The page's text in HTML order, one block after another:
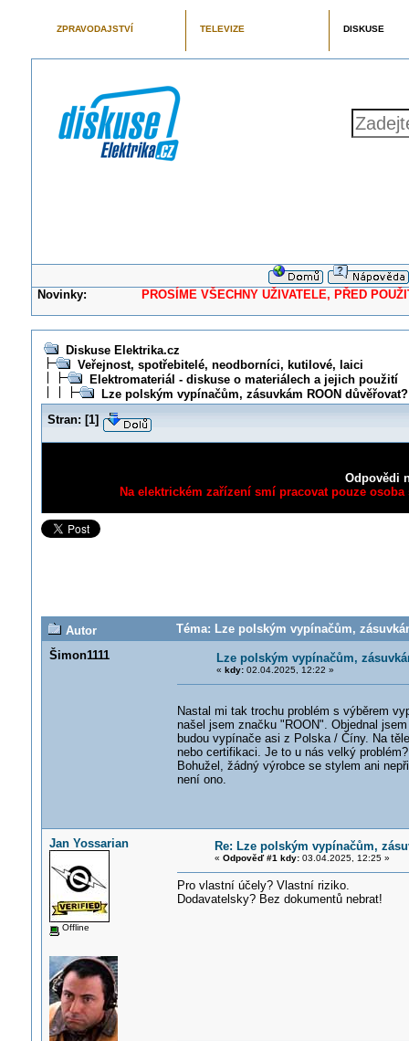
ZPRAVODAJSTVÍ TELEVIZE DISKUSE
Novinky: PROSÍME VŠECHNY UŽIVATELE, PŘED
Diskuse Elektrika.cz
Veřejnost, spotřebitelé, neodborníci, kutilové, laici
Elektromateriál - diskuse o materiálech a jejich použití
Lze polským vypínačům, zásuvkám ROON důvěřovat?
Stran: [1]
Odpovědi
Na elektrickém zařízení smí pracovat pouze
Autor
Téma: Lze polským vypínačům,
Šimon1111
Lze polským vypínačům,
« kdy:02.04.2025, 12:22 »
Nastal mi tak trochu problém s výběrem
našel jsem značku "ROON". Objednal
budou vypínače asi z Polska / Číny. Na
nebo certifikaci. Je to u nás velký problém?
Bohužel, žádný výrobce se stylem ani
není ono.
Jan Yossarian
Offline
Re: Lze polským vypínačům,
« Odpověď #1 kdy:03.04.2025, 12:25 »
Pro vlastní účely? Vlastní riziko.
Dodavatelsky? Bez dokumentů nebrat!